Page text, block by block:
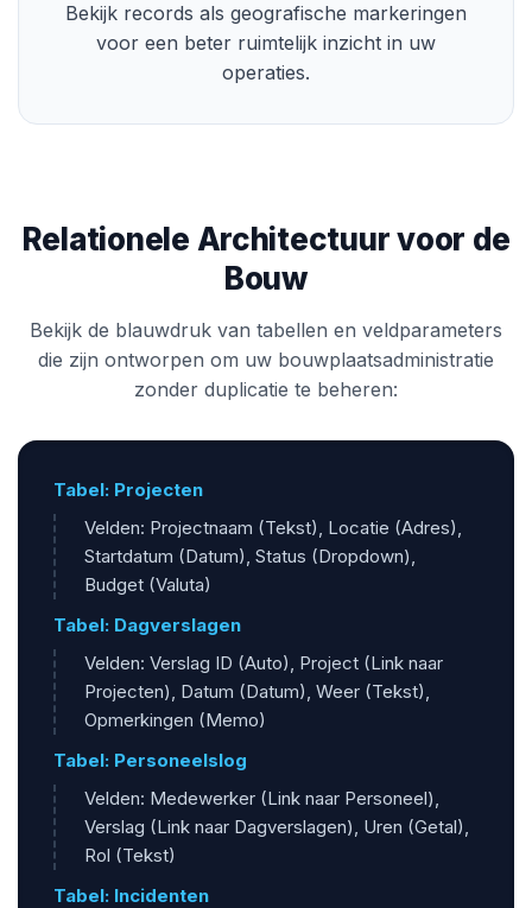
Bekijk records als geografische markeringen
voor een beter ruimtelijk inzicht in uw
operaties.
Relationele Architectuur voor de
Bouw
Bekijk de blauwdruk van tabellen en veldparameters
die zijn ontworpen om uw bouwplaatsadministratie
zonder duplicatie te beheren:
Tabel: Projecten
Velden: Projectnaam (Tekst), Locatie (Adres),
Startdatum (Datum), Status (Dropdown),
Budget (Valuta)
Tabel: Dagverslagen
Velden: Verslag ID (Auto), Project (Link naar
Projecten), Datum (Datum), Weer (Tekst),
Opmerkingen (Memo)
Tabel: Personeelslog
Velden: Medewerker (Link naar Personeel),
Verslag (Link naar Dagverslagen), Uren (Getal),
Rol (Tekst)
Tabel: Incidenten